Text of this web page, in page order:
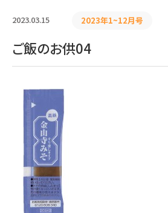
2023.03.15 2023年1~12月号
ご飯のお供04